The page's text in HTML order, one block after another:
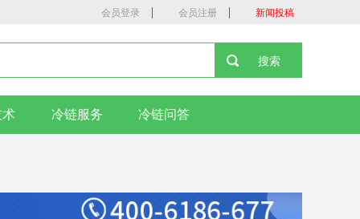
会员登录 | 会员注册 | 新闻投稿
术 冷链服务 冷链问答